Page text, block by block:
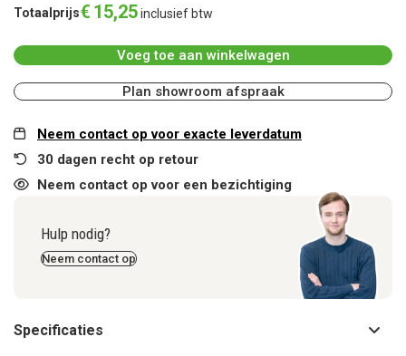
Totaalprijs€ 15,25inclusief btw
Voeg toe aan winkelwagen
Plan showroom afspraak
Neem contact op voor exacte leverdatum
30 dagen recht op retour
Neem contact op voor een bezichtiging
Hulp nodig?
Neem contact op
Specificaties